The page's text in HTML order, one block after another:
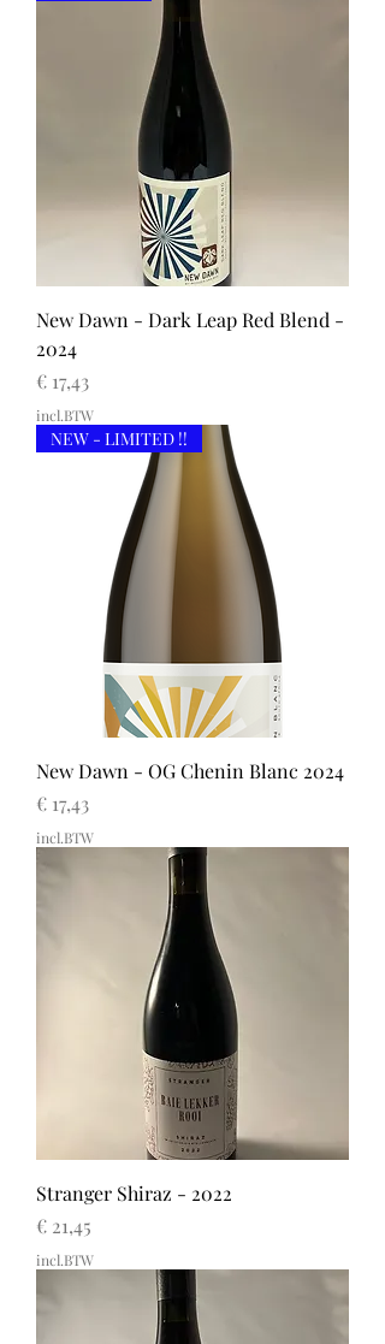
New Dawn - Dark Leap Red Blend -
2024
Prijs
€ 17,43
incl.BTW
NEW - LIMITED !!
New Dawn - OG Chenin Blanc 2024
Prijs
€ 17,43
incl.BTW
Stranger Shiraz - 2022
Prijs
€ 21,45
incl.BTW